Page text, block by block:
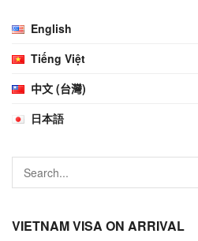
English
Tiếng Việt
中文 (台灣)
日本語
VIETNAM VISA ON ARRIVAL